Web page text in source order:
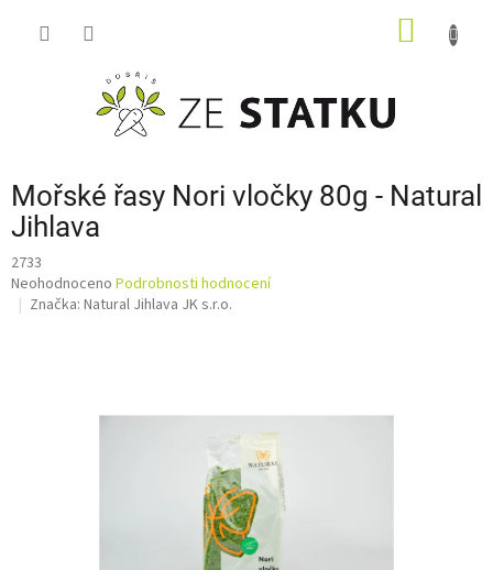
Mořské řasy Nori vločky 80g - Natural
Jihlava
2733
Průměrné
hodnocení
Neohodnoceno Podrobnosti hodnocení
Značka: Natural Jihlava JK s.r.o.